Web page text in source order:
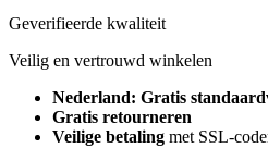
Geverifieerde kwaliteit
Veilig en vertrouwd winkelen
Nederland: Gratis
Gratis retourneren
Veilige betaling met SSL-